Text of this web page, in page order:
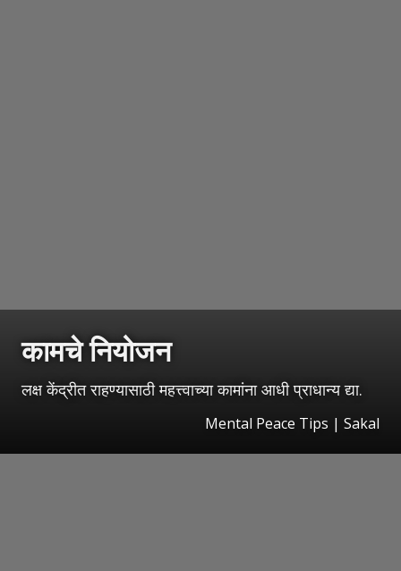
कामचे नियोजन
लक्ष केंद्रीत राहण्यासाठी महत्त्वाच्या कामांना आधी प्राधान्य द्या.
Mental Peace Tips | Sakal